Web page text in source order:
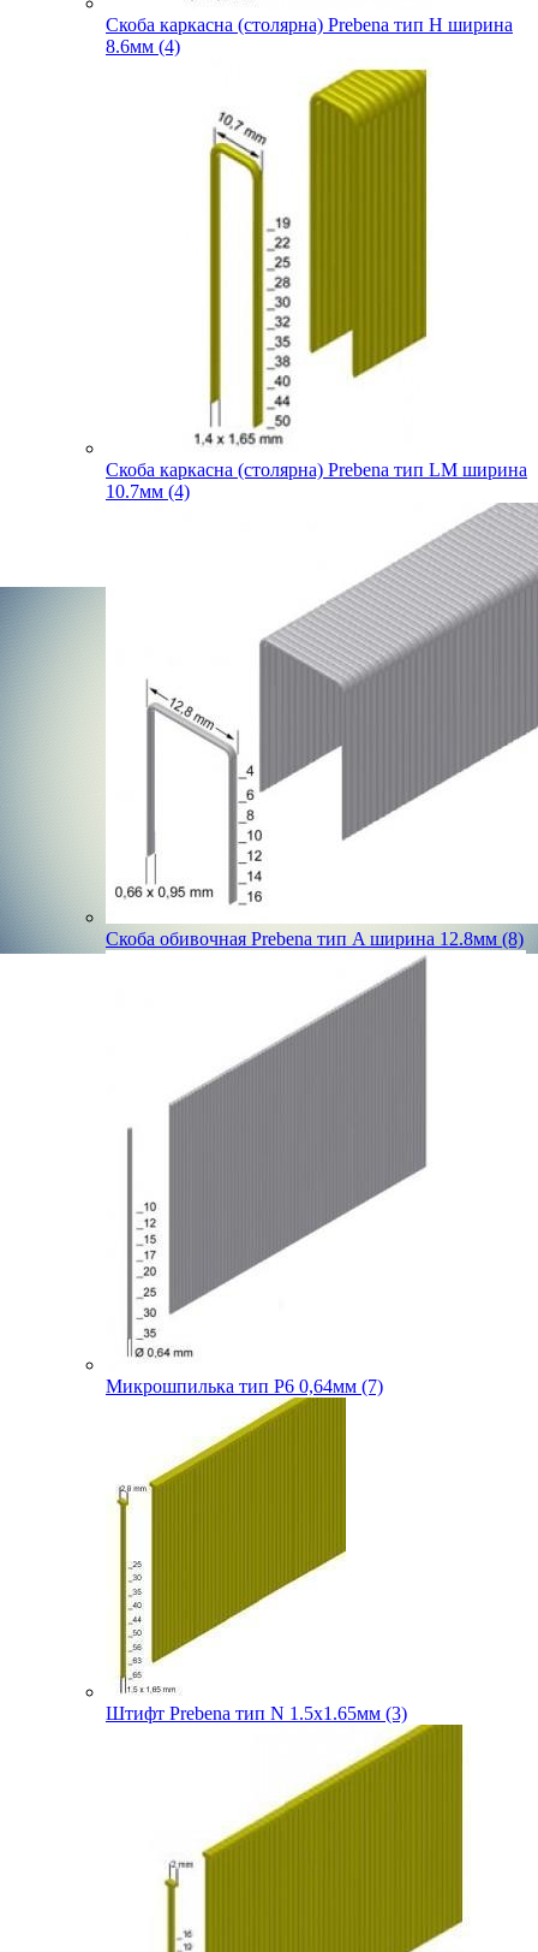
Скоба каркасна (столярна) Prebena тип H ширина
8.6мм (4)
Скоба каркасна (столярна) Prebena тип LM ширина
10.7мм (4)
Скоба обивочная Prebena тип A ширина 12.8мм (8)
Микрошпилька тип P6 0,64мм (7)
Штифт Prebena тип N 1.5х1.65мм (3)